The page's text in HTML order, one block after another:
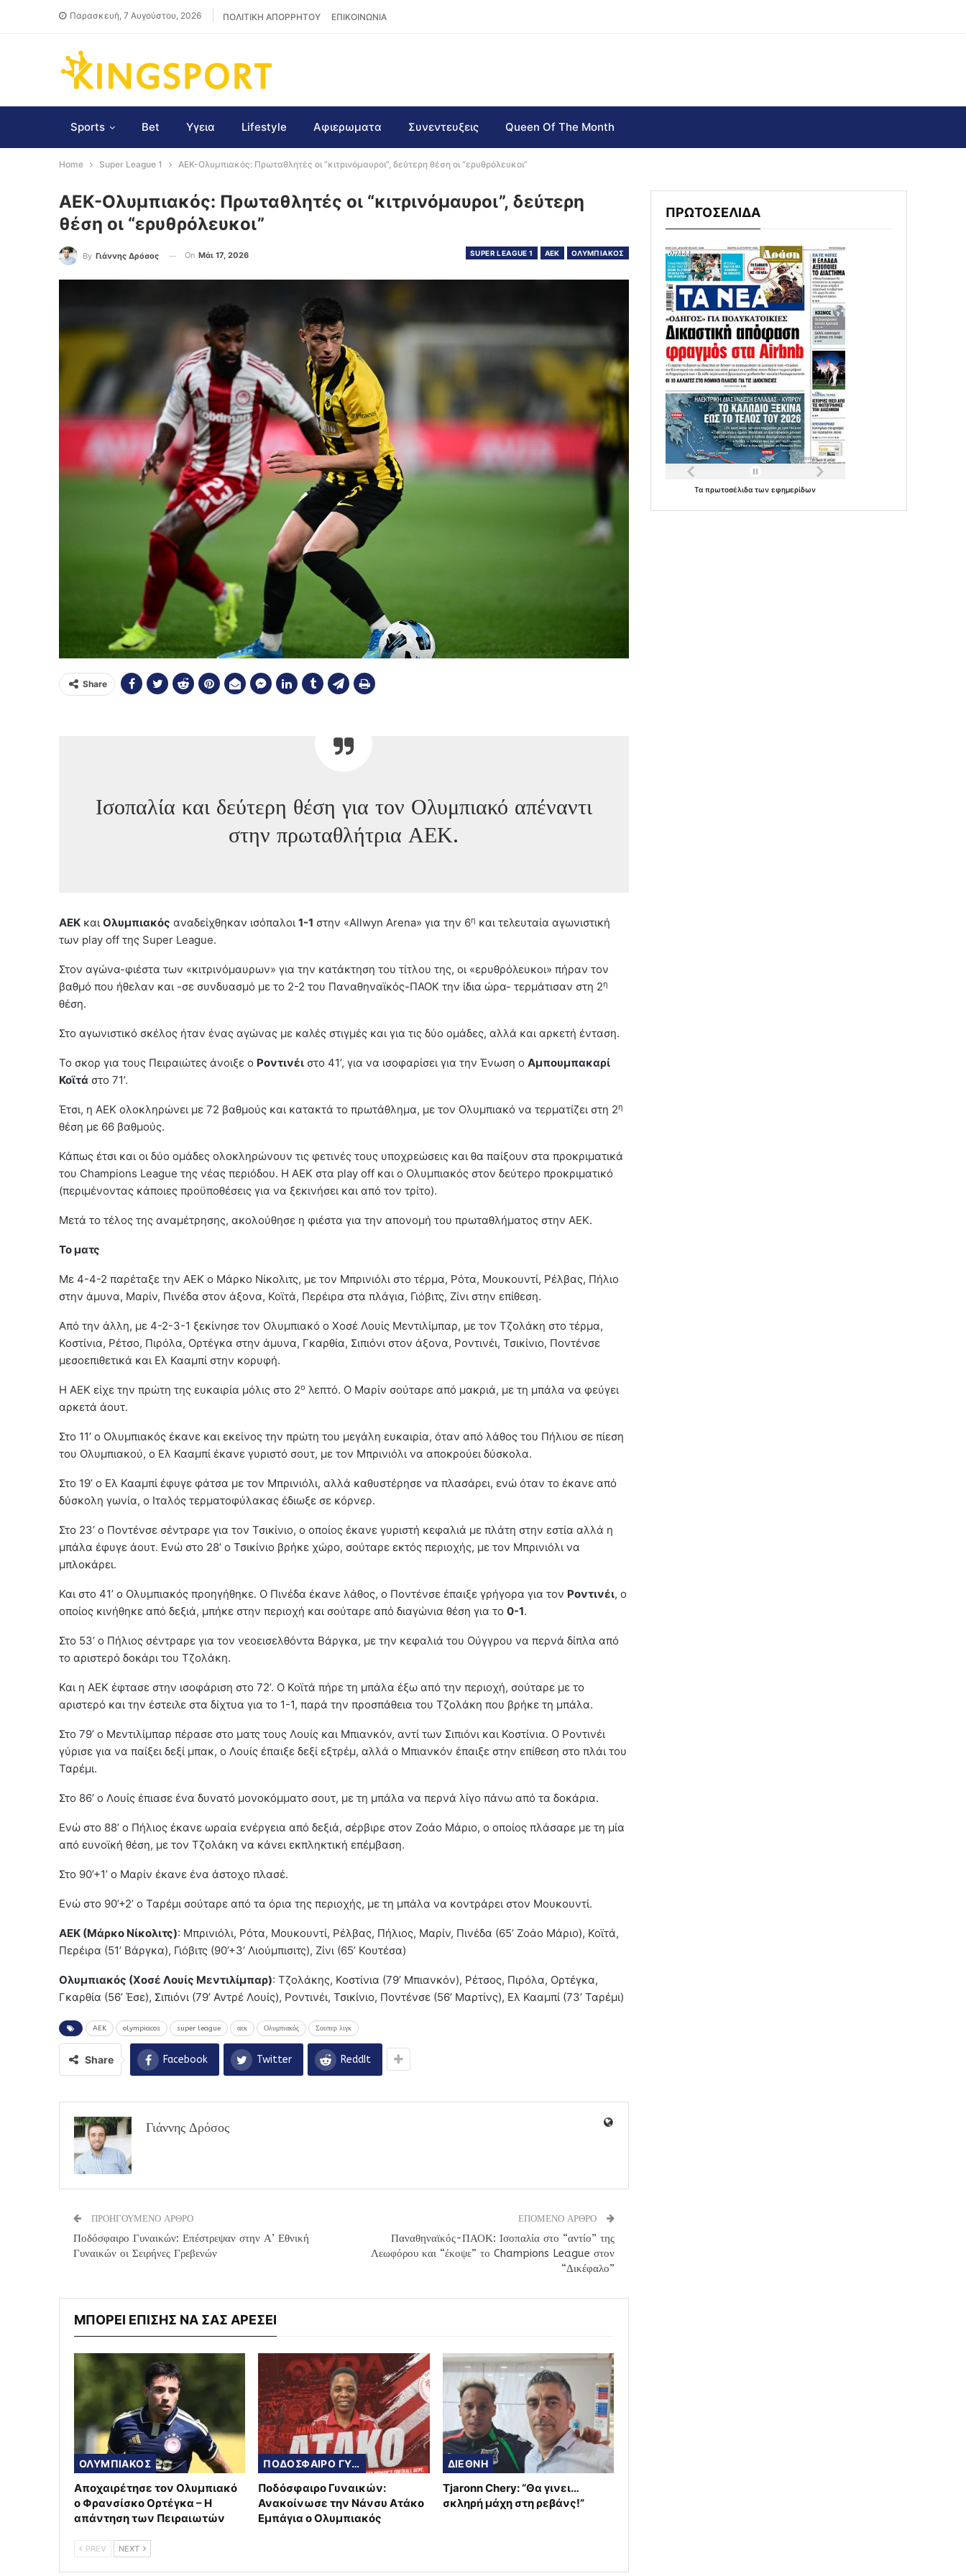
Παρασκευή, 7 Αυγούστου, 2026 ΠΟΛΙΤΙΚΗ ΑΠΟΡΡΗΤΟΥ ΕΠΙΚΟΙΝΩΝΙΑ
Sports Bet Υγεια Lifestyle Αφιερωματα Συνεντευξεις Queen Of The Month
Home Super League 1 ΑΕΚ-Ολυμπιακός: Πρωταθλητές οι “κιτρινόμαυροι”, δεύτερη θέση οι “ερυθρόλευκοι”
ΑΕΚ-Ολυμπιακός: Πρωταθλητές οι “κιτρινόμαυροι”, δεύτερη
θέση οι “ερυθρόλευκοι”
SUPER LEAGUE 1 AEK ΟΛΥΜΠΙΑΚΟΣ
By Γιάννης Δρόσος On Μάι 17, 2026
Share
Ισοπαλία και δεύτερη θέση για τον Ολυμπιακό απέναντι
στην πρωταθλήτρια ΑΕΚ.
ΑΕΚ και Ολυμπιακός αναδείχθηκαν ισόπαλοι 1-1 στην «Allwyn Arena» για την 6η και τελευταία αγωνιστική
των play off της Super League.
Στον αγώνα-φιέστα των «κιτρινόμαυρων» για την κατάκτηση του τίτλου της, οι «ερυθρόλευκοι» πήραν τον
βαθμό που ήθελαν και -σε συνδυασμό με το 2-2 του Παναθηναϊκός-ΠΑΟΚ την ίδια ώρα- τερμάτισαν στη 2η
θέση.
Στο αγωνιστικό σκέλος ήταν ένας αγώνας με καλές στιγμές και για τις δύο ομάδες, αλλά και αρκετή ένταση.
Το σκορ για τους Πειραιώτες άνοιξε ο Ροντινέι στο 41’, για να ισοφαρίσει για την Ένωση ο Αμπουμπακαρί
Κοϊτά στο 71’.
Έτσι, η ΑΕΚ ολοκληρώνει με 72 βαθμούς και κατακτά το πρωτάθλημα, με τον Ολυμπιακό να τερματίζει στη 2η
θέση με 66 βαθμούς.
Κάπως έτσι και οι δύο ομάδες ολοκληρώνουν τις φετινές τους υποχρεώσεις και θα παίξουν στα προκριματικά
του Champions League της νέας περιόδου. Η ΑΕΚ στα play off και ο Ολυμπιακός στον δεύτερο προκριματικό
(περιμένοντας κάποιες προϋποθέσεις για να ξεκινήσει και από τον τρίτο).
Μετά το τέλος της αναμέτρησης, ακολούθησε η φιέστα για την απονομή του πρωταθλήματος στην ΑΕΚ.
Το ματς
Με 4-4-2 παρέταξε την ΑΕΚ ο Μάρκο Νίκολιτς, με τον Μπρινιόλι στο τέρμα, Ρότα, Μουκουντί, Ρέλβας, Πήλιο
στην άμυνα, Μαρίν, Πινέδα στον άξονα, Κοϊτά, Περέιρα στα πλάγια, Γιόβιτς, Ζίνι στην επίθεση.
Από την άλλη, με 4-2-3-1 ξεκίνησε τον Ολυμπιακό ο Χοσέ Λουίς Μεντιλίμπαρ, με τον Τζολάκη στο τέρμα,
Κοστίνια, Ρέτσο, Πιρόλα, Ορτέγκα στην άμυνα, Γκαρθία, Σιπιόνι στον άξονα, Ροντινέι, Τσικίνιο, Ποντένσε
μεσοεπιθετικά και Ελ Κααμπί στην κορυφή.
Η ΑΕΚ είχε την πρώτη της ευκαιρία μόλις στο 2ο λεπτό. Ο Μαρίν σούταρε από μακριά, με τη μπάλα να φεύγει
αρκετά άουτ.
Στο 11’ ο Ολυμπιακός έκανε και εκείνος την πρώτη του μεγάλη ευκαιρία, όταν από λάθος του Πήλιου σε πίεση
του Ολυμπιακού, ο Ελ Κααμπί έκανε γυριστό σουτ, με τον Μπρινιόλι να αποκρούει δύσκολα.
Στο 19’ ο Ελ Κααμπί έφυγε φάτσα με τον Μπρινιόλι, αλλά καθυστέρησε να πλασάρει, ενώ όταν το έκανε από
δύσκολη γωνία, ο Ιταλός τερματοφύλακας έδιωξε σε κόρνερ.
Στο 23’ ο Ποντένσε σέντραρε για τον Τσικίνιο, ο οποίος έκανε γυριστή κεφαλιά με πλάτη στην εστία αλλά η
μπάλα έφυγε άουτ. Ενώ στο 28’ ο Τσικίνιο βρήκε χώρο, σούταρε εκτός περιοχής, με τον Μπρινιόλι να
μπλοκάρει.
Και στο 41’ ο Ολυμπιακός προηγήθηκε. Ο Πινέδα έκανε λάθος, ο Ποντένσε έπαιξε γρήγορα για τον Ροντινέι, ο
οποίος κινήθηκε από δεξιά, μπήκε στην περιοχή και σούταρε από διαγώνια θέση για το 0-1.
Στο 53’ ο Πήλιος σέντραρε για τον νεοεισελθόντα Βάργκα, με την κεφαλιά του Ούγγρου να περνά δίπλα από
το αριστερό δοκάρι του Τζολάκη.
Και η ΑΕΚ έφτασε στην ισοφάριση στο 72’. Ο Κοϊτά πήρε τη μπάλα έξω από την περιοχή, σούταρε με το
αριστερό και την έστειλε στα δίχτυα για το 1-1, παρά την προσπάθεια του Τζολάκη που βρήκε τη μπάλα.
Στο 79’ ο Μεντιλίμπαρ πέρασε στο ματς τους Λουίς και Μπιανκόν, αντί των Σιπιόνι και Κοστίνια. Ο Ροντινέι
γύρισε για να παίξει δεξί μπακ, ο Λουίς έπαιξε δεξί εξτρέμ, αλλά ο Μπιανκόν έπαιξε στην επίθεση στο πλάι του
Ταρέμι.
Στο 86’ ο Λουίς έπιασε ένα δυνατό μονοκόμματο σουτ, με τη μπάλα να περνά λίγο πάνω από τα δοκάρια.
Ενώ στο 88’ ο Πήλιος έκανε ωραία ενέργεια από δεξιά, σέρβιρε στον Ζοάο Μάριο, ο οποίος πλάσαρε με τη μία
από ευνοϊκή θέση, με τον Τζολάκη να κάνει εκπληκτική επέμβαση.
Στο 90’+1’ ο Μαρίν έκανε ένα άστοχο πλασέ.
Ενώ στο 90’+2’ ο Ταρέμι σούταρε από τα όρια της περιοχής, με τη μπάλα να κοντράρει στον Μουκουντί.
ΑΕΚ (Μάρκο Νίκολιτς): Μπρινιόλι, Ρότα, Μουκουντί, Ρέλβας, Πήλιος, Μαρίν, Πινέδα (65’ Ζοάο Μάριο), Κοϊτά,
Περέιρα (51’ Βάργκα), Γιόβιτς (90’+3’ Λιούμπισιτς), Ζίνι (65’ Κουτέσα)
Ολυμπιακός (Χοσέ Λουίς Μεντιλίμπαρ): Τζολάκης, Κοστίνια (79’ Μπιανκόν), Ρέτσος, Πιρόλα, Ορτέγκα,
Γκαρθία (56’ Έσε), Σιπιόνι (79’ Αντρέ Λουίς), Ροντινέι, Τσικίνιο, Ποντένσε (56’ Μαρτίνς), Ελ Κααμπί (73’ Ταρέμι)
AEK olympiacos super league αεκ Ολυμπιακός Σουπερ λιγκ
Share Facebook Twitter ReddIt
Γιάννης Δρόσος
ΠΡΟΗΓΟΥΜΕΝΟ ΑΡΘΡΟ
Ποδόσφαιρο Γυναικών: Επέστρεψαν στην Α’ Εθνική
Γυναικών οι Σειρήνες Γρεβενών
ΕΠΟΜΕΝΟ ΑΡΘΡΟ
Παναθηναϊκός-ΠΑΟΚ: Ισοπαλία στο “αντίο” της
Λεωφόρου και “έκοψε” το Champions League στον
“Δικέφαλο”
ΜΠΟΡΕΙ ΕΠΙΣΗΣ ΝΑ ΣΑΣ ΑΡΕΣΕΙ
ΟΛΥΜΠΙΑΚΟΣ
Αποχαιρέτησε τον Ολυμπιακό
ο Φρανσίσκο Ορτέγκα – Η
απάντηση των Πειραιωτών
ΠΟΔΟΣΦΑΙΡΟ ΓΥΝΑΙΚΩΝ
Ποδόσφαιρο Γυναικών:
Ανακοίνωσε την Νάνσυ Ατάκο
Εμπάγια ο Ολυμπιακός
ΔΙΕΘΝΗ
Tjaronn Chery: “Θα γινει…
σκληρή μάχη στη ρεβάνς!”
PREV NEXT
ΠΡΩΤΟΣΕΛΙΔΑ
Ταπρωτοσέλιδατωνεφημερίδων